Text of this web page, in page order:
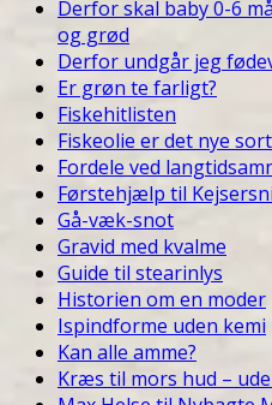
Derfor skal baby 0-6
og grød
Derfor undgår jeg
Er grøn te farligt?
Fiskehitlisten
Fiskeolie er det nye sort
Fordele ved
Førstehjælp til
Gå-væk-snot
Gravid med kvalme
Guide til stearinlys
Historien om en moder
Ispindforme uden kemi
Kan alle amme?
Kræs til mors hud –